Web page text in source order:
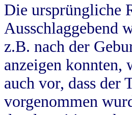
Die ursprüngliche
Ausschlaggebend
z.B. nach der
anzeigen konnten,
auch vor, dass
vorgenommen